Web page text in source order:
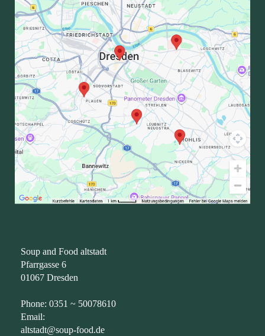
Soup and Food altstadt
Pfarrgasse 6
01067 Dresden
Phone: 0351 ~ 50078610
Email:
altstadt@soup-food.de